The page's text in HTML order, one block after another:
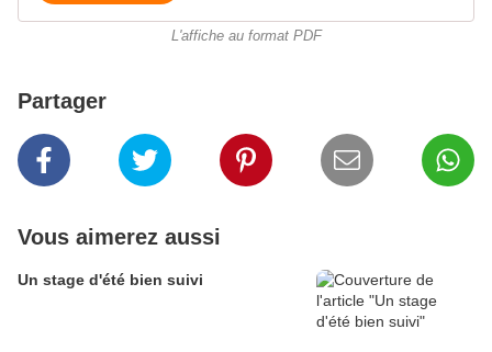
L'affiche au format PDF
Partager
Vous aimerez aussi
Un stage d'été bien suivi